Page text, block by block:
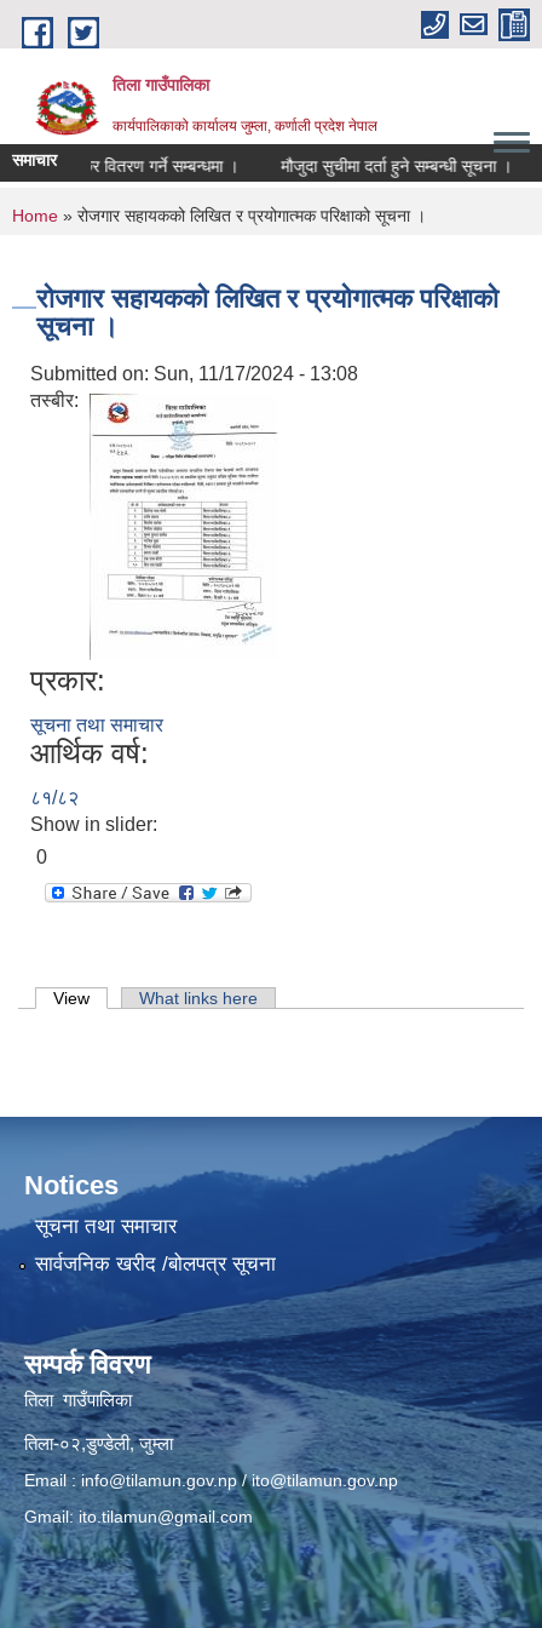
Skip to main content
तिला गाउँपालिका
कार्यपालिकाको कार्यालय जुम्ला, कर्णाली प्रदेश नेपाल
समाचार
तथा विक्रि वितरण गर्ने सम्बन्धमा । मौजुदा सुचीमा दर्ता हुने सम्बन्धी सूचना ।
You are here
Home » रोजगार सहायकको लिखित र प्रयोगात्मक परिक्षाको सूचना ।
रोजगार सहायकको लिखित र प्रयोगात्मक परिक्षाको
सूचना ।
Submitted on: Sun, 11/17/2024 - 13:08
तस्बीर:
प्रकार:
सूचना तथा समाचार
आर्थिक वर्ष:
८१/८२
Show in slider:
0
Primary tabs
View (active tab)What links here
Notices
सूचना तथा समाचार
सार्वजनिक खरीद /बोलपत्र सूचना
सम्पर्क विवरण
तिला गाउँपालिका
तिला-०२,डुण्डेली, जुम्ला
Email : info@tilamun.gov.np/ito@tilamun.gov.np
Gmail: ito.tilamun@gmail.com